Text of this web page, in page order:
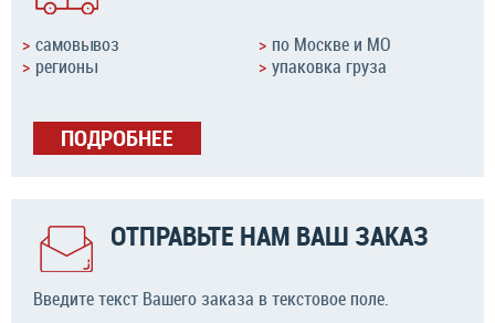
самовывоз
по Москве и МО
регионы
упаковка груза
ПОДРОБНЕЕ
ОТПРАВЬТЕ НАМ ВАШ ЗАКАЗ
Введите текст Вашего заказа в текстовое поле.